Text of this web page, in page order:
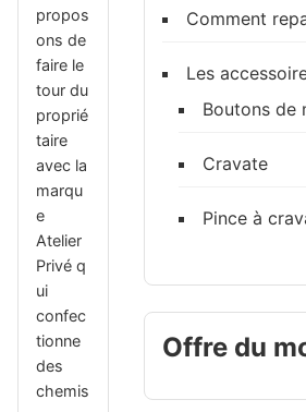
propos
ons de
faire le
tour du
proprié
taire
avec la
marqu
e
Atelier
Privé q
ui
confec
tionne
des
chemis
Comment
Les
Boutons de
Cravate
Pince à
Offre du